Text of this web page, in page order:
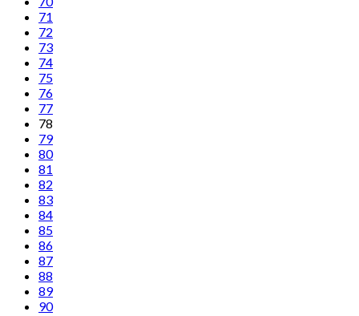
71
72
73
74
75
76
77
78
79
80
81
82
83
84
85
86
87
88
89
90